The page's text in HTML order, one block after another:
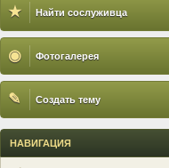
★ Найти сослуживца
◉ Фотогалерея
✎ Создать тему
НАВИГАЦИЯ